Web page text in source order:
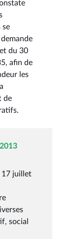
se
du 30
afin de
les
de
17 juillet
social